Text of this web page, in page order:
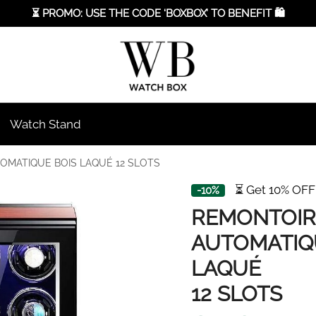
⏳ PROMO: USE THE CODE ‘BOXBOX’ TO BENEFIT 🛍️
Watch Stand
BOIS LAQUÉ 12 SLOTS
-10% ⏳ Get 10%
LAQUÉ
12 SLOTS